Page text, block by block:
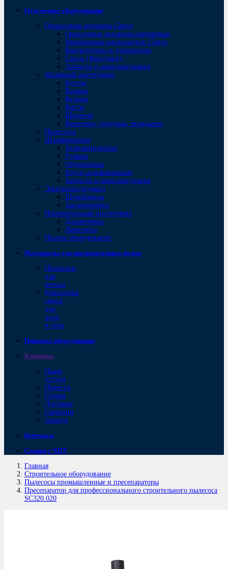
Отделочное оборудование
Окрасочные аппараты Chnye
Окрасочные аппараты поршневые
Мембранные распылители Chnye
Краскопульты и удлинители
Сопла (Форсунки)
Запчасти и комплектующие
Малярный инструмент
Бугели
Валики
Кельмы
Кисти
Шпатели
Ванночки, поддоны, вкладыши
Пылесосы
Шлифмашины
Телескопические
Ручные
Обдирочные
Круги шлифовальные
Запчасти и комплектующие
Электроинструмент
Штроборезы
Заклепочники
Измерительный инструмент
Дальномеры
Нивелиры
Прочее оборудование
Материалы для промышленных полов
Пропитки
для
бетона
Ремонтные
смеси
для
пола
и стен
Пищевое оборудование
Клиентам
Наши
услуги
Новости
Статьи
Доставка
Гарантии
Аренда
Контакты
Станки с ЧПУ
Главная
Строительное оборудование
Пылесосы промышленные и пресепараторы
Пресепаратор для профессионального строительного пылесоса
SC320.020